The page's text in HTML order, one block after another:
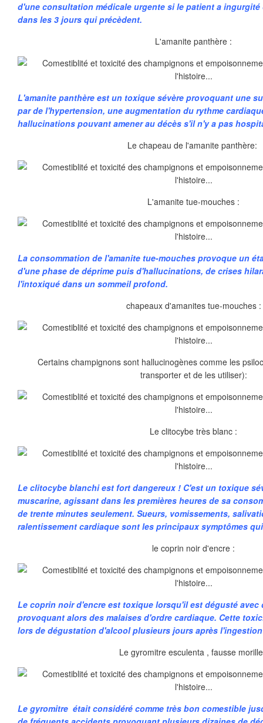
d'une consultation médicale urgente si le patient a
dans les 3 jours qui précèdent.
L'amanite panthère :
L'amanite panthère est un toxique sévère provoquant une
par de l'hypertension, une augmentation du rythme
hallucinations pouvant amener au décès s'il n'y a pas
Le chapeau de l'amanite panthère:
L'amanite tue-mouches :
La consommation de l'amanite tue-mouches provoque un
d'une phase de déprime puis d'hallucinations, de crises
l'intoxiqué dans un sommeil profond.
chapeaux d'amanites tue-mouches :
Certains champignons sont hallucinogènes comme les
transporter et de les utiliser):
Le clitocybe très blanc :
Le clitocybe blanchi est fort dangereux ! C'est un toxique
muscarine, agissant dans les premières heures de sa
de trente minutes seulement. Sueurs, vomissements,
ralentissement cardiaque sont les principaux symptômes
le coprin noir d'encre :
Le coprin noir d'encre est toxique lorsqu'il est dégusté
provoquant alors des malaises d'ordre cardiaque. Cette
lors de dégustation d'alcool plusieurs jours après
Le gyromitre esculenta , fausse
Le gyromitre était considéré comme très bon comestible